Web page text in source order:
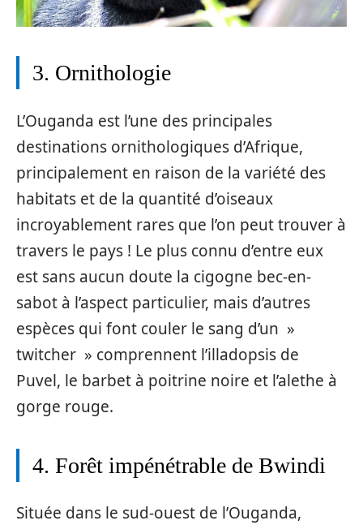
3. Ornithologie
L’Ouganda est l’une des principales
destinations ornithologiques d’Afrique,
principalement en raison de la variété des
habitats et de la quantité d’oiseaux
incroyablement rares que l’on peut trouver à
travers le pays ! Le plus connu d’entre eux
est sans aucun doute la cigogne bec-en-
sabot à l’aspect particulier, mais d’autres
espèces qui font couler le sang d’un »
twitcher » comprennent l’illadopsis de
Puvel, le barbet à poitrine noire et l’alethe à
gorge rouge.
4. Forêt impénétrable de Bwindi
Située dans le sud-ouest de l’Ouganda,